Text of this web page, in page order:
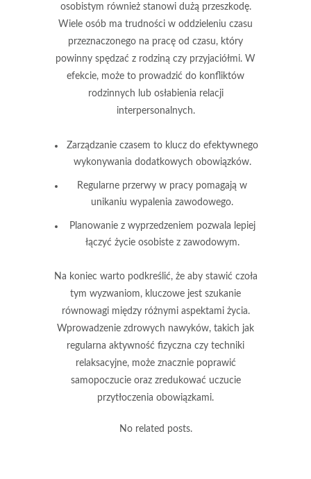
osobistym również stanowi dużą przeszkodę.
Wiele osób ma trudności w oddzieleniu czasu
przeznaczonego na pracę od czasu, który
powinny spędzać z rodziną czy przyjaciółmi. W
efekcie, może to prowadzić do konfliktów
rodzinnych lub osłabienia relacji
interpersonalnych.
Zarządzanie czasem to klucz do efektywnego
wykonywania dodatkowych obowiązków.
Regularne przerwy w pracy pomagają w
unikaniu wypalenia zawodowego.
Planowanie z wyprzedzeniem pozwala lepiej
łączyć życie osobiste z zawodowym.
Na koniec warto podkreślić, że aby stawić czoła
tym wyzwaniom, kluczowe jest szukanie
równowagimiędzy różnymi aspektami życia.
Wprowadzenie zdrowych nawyków, takich jak
regularna aktywność fizyczna czy techniki
relaksacyjne, może znacznie poprawić
samopoczucie oraz zredukować uczucie
przytłoczenia obowiązkami.
No related posts.